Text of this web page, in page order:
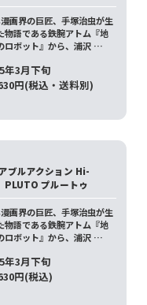
画界の巨匠、手塚治虫が生
物語である鉄腕アトム『地
ロボット』から、浦沢 …
年3月下旬
円(税込・送料別)
ブルアクション Hi-
プルートゥ
画界の巨匠、手塚治虫が生
物語である鉄腕アトム『地
ロボット』から、浦沢 …
年3月下旬
円(税込)